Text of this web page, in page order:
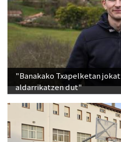
"Banakako Txapelketan
aldarrikatzen dut"